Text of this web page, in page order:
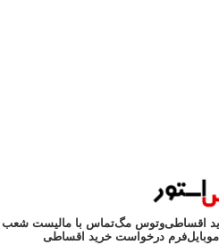
اقساطیوتوس مگتماس با مالیست شعب
فرم درخواست خرید اقساطی